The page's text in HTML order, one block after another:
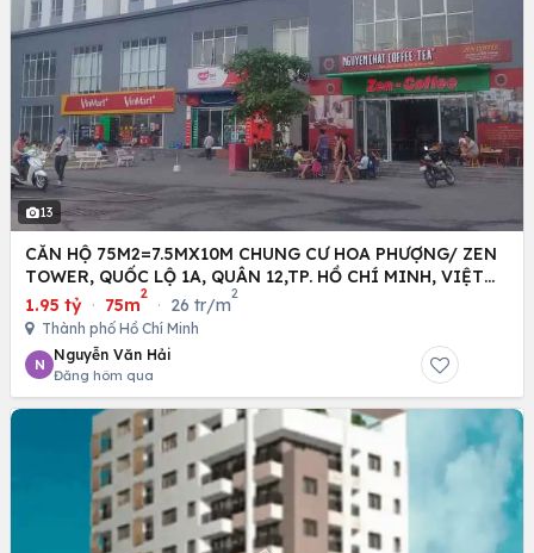
13
CĂN HỘ 75M2=7.5MX10M CHUNG CƯ HOA PHƯỢNG/ ZEN
TOWER, QUỐC LỘ 1A, QUÂN 12,TP. HỒ CHÍ MINH, VIỆT
NAM
1.95 tỷ · 75m
2
· 26 tr/m
2
Thành phố Hồ Chí Minh
N
Nguyễn Văn Hải
Đăng hôm qua